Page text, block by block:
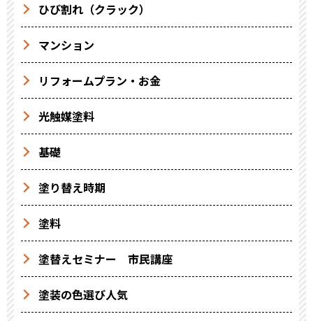
ひび割れ（クラック）
マンション
リフォームプラン・お金
光触媒塗料
基礎
塗り替え時期
塗料
塗替えセミナー 市民講座
塗装の色選び人気